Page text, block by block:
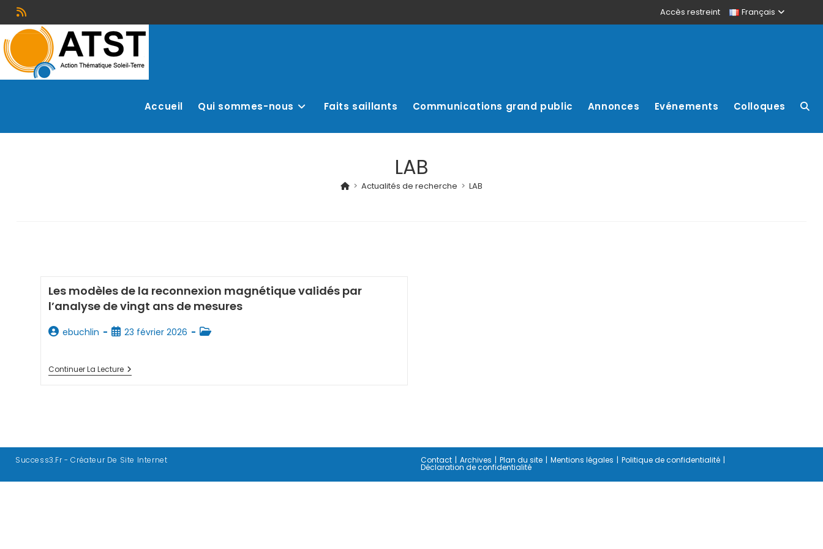
Accès restreint Français
Accueil Qui sommes-nous Faits saillants Communications grand public Annonces Evénements Colloques
LAB
> Actualités de recherche > LAB
Les modèles de la reconnexion magnétique validés par
l’analyse de vingt ans de mesures
ebuchlin 23 février 2026
Continuer La Lecture
Contact Archives Plan du site Mentions légales Politique de confidentialité
Déclaration de confidentialité
Success3.fr - Créateur De Site Internet